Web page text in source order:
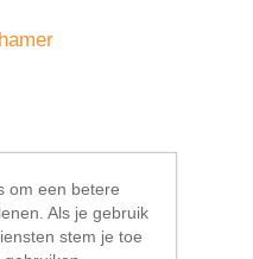
om een betere
Als je gebruik
stem je toe